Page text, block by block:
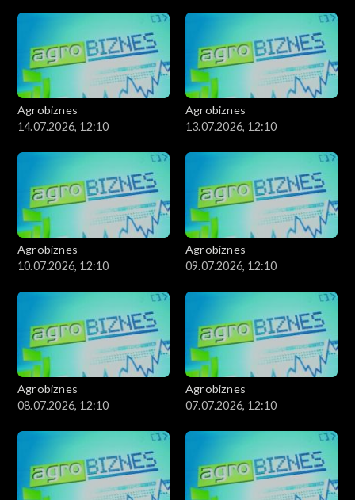
Agrobiznes
14.07.2026, 12:10
Agrobiznes
13.07.2026, 12:10
Agrobiznes
10.07.2026, 12:10
Agrobiznes
09.07.2026, 12:10
Agrobiznes
08.07.2026, 12:10
Agrobiznes
07.07.2026, 12:10